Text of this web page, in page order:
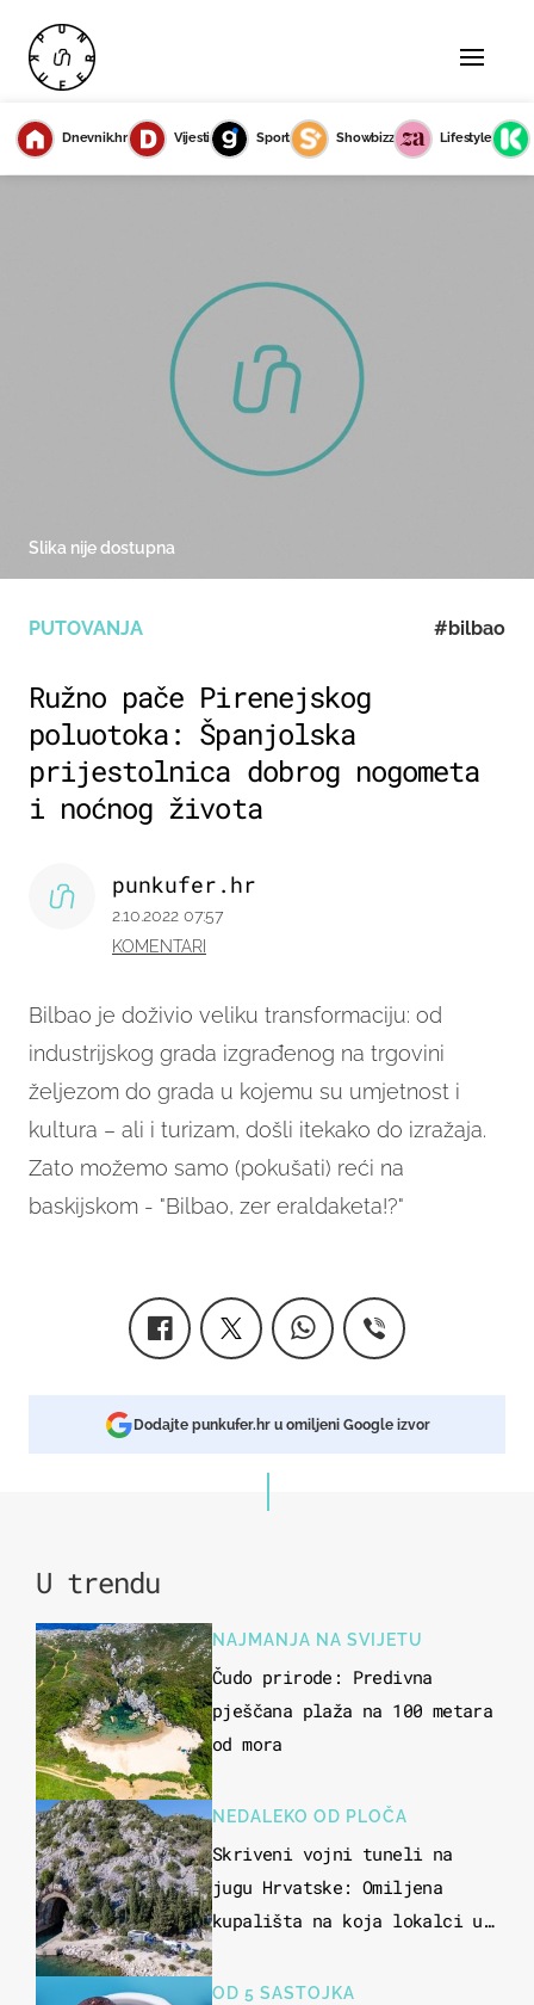
Dnevnik.hr Vijesti Sport Showbizz Lifestyle
PUTOVANJA #bilbao
Ružno pače Pirenejskog
poluotoka: Španjolska
prijestolnica dobrog nogometa
i noćnog života
Bilbao je doživio veliku transformaciju: od
industrijskog grada izgrađenog na trgovini
željezom do grada u kojemu su umjetnost i
kultura – ali i turizam, došli itekako do izražaja.
Zato možemo samo (pokušati) reći na
baskijskom - "Bilbao, zer eraldaketa!?"
punkufer.hr
2.10.2022 07:57
KOMENTARI
Slika nije dostupna
Dodajte punkufer.hr u omiljeni Google izvor
U trendu
NAJMANJA NA SVIJETU
Čudo prirode: Predivna
pješčana plaža na 100 metara
od mora
NEDALEKO OD PLOČA
Skriveni vojni tuneli na
jugu Hrvatske: Omiljena
kupališta na koja lokalci u
u more
OD 5 SASTOJKA